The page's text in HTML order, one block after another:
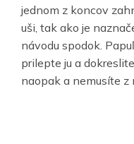
jednom z koncov
uši, tak ako je
návodu spodok.
prilepte ju a
naopak a nemusíte z